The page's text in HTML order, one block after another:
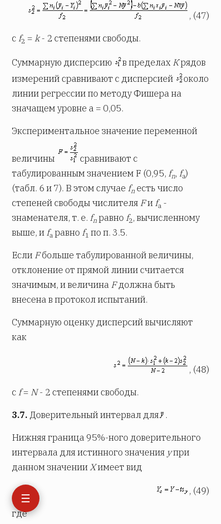
☰
, (47)
с f2 = k- 2 степенями свободы.
Суммарную дисперсию в пределах Крядов
измерений сравнивают с дисперсией
около
линии регрессии по методу Фишера на
значащем уровне a = 0,05.
Экспериментальное значение переменной
величины
сравнивают с
табулированным значением F (0,95, fn, fa)
(табл. 6 и 7). В этом случае fn есть число
степеней свободы числителя Fи fa -
знаменателя, т. е. fn равно f2, вычисленному
выше, и fa равно f1 по п. 3.5.
Если Fбольше табулированной величины,
отклонение от прямой линии считается
значимым, и величина Fдолжна быть
внесена в протокол испытаний.
Суммарную оценку дисперсий вычисляют
как
, (48)
с f= N - 2 степенями свободы.
3.7. Доверительный интервал для
.
Нижняя граница 95%-ного доверительного
интервала для истинного значения упри
данном значенииХимеет вид
, (49)
где